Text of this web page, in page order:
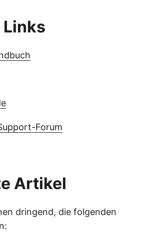
Forum
Artikel
dringend, die folgenden